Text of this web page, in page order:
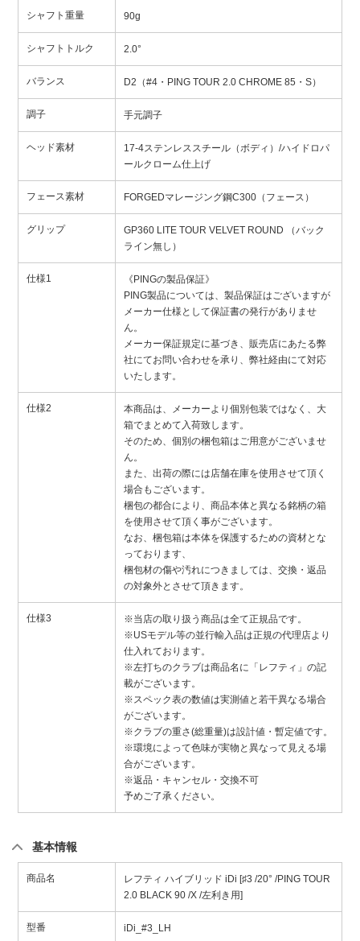
シャフト重量 90g
シャフトトルク 2.0°
バランス D2（#4・PING TOUR 2.0 CHROME 85・S）
調子 手元調子
ヘッド素材
17-4ステンレススチール（ボディ）/ハイドロパ
ールクローム仕上げ
フェース素材 FORGEDマレージング鋼C300（フェース）
グリップ
GP360 LITE TOUR VELVET ROUND （バック
ライン無し）
仕様1
《PINGの製品保証》
PING製品については、製品保証はございますが
メーカー仕様として保証書の発行がありませ
ん。
メーカー保証規定に基づき、販売店にあたる弊
社にてお問い合わせを承り、弊社経由にて対応
いたします。
仕様2
本商品は、メーカーより個別包装ではなく、大
箱でまとめて入荷致します。
そのため、個別の梱包箱はご用意がございませ
ん。
また、出荷の際には店舗在庫を使用させて頂く
場合もございます。
梱包の都合により、商品本体と異なる銘柄の箱
を使用させて頂く事がございます。
なお、梱包箱は本体を保護するための資材とな
っております、
梱包材の傷や汚れにつきましては、交換・返品
の対象外とさせて頂きます。
仕様3
※当店の取り扱う商品は全て正規品です。
※USモデル等の並行輸入品は正規の代理店より
仕入れております。
※左打ちのクラブは商品名に「レフティ」の記
載がございます。
※スペック表の数値は実測値と若干異なる場合
がございます。
※クラブの重さ(総重量)は設計値・暫定値です。
※環境によって色味が実物と異なって見える場
合がございます。
※返品・キャンセル・交換不可
予めご了承ください。
基本情報
商品名
レフティ ハイブリッド iDi [♯3 /20° /PING TOUR
2.0 BLACK 90 /X /左利き用]
型番 iDi_#3_LH